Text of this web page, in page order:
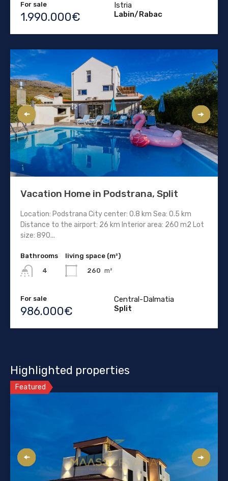
For sale
1.990.000€
Istria
Labin/Rabac
Vacation Home in Podstrana, Split
Location: Podstrana City center: 0.8 km Sea: 0.5 km
Distance to the airport: 26 km Interior area: 260 m2 Lot
size: 890...
Bathrooms
4
living space (m²)
260 m²
For sale
986.000€
Central-Dalmatia
Split
Highlighted properties
Featured